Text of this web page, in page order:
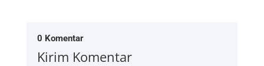
0 Komentar
Kirim Komentar